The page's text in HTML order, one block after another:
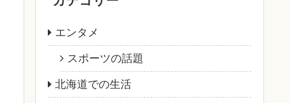
エンタメ
スポーツの話題
北海道での生活